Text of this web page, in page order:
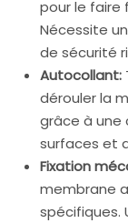
pour le faire
Nécessite
de sécurité
Autocollant:
dérouler la
grâce à une
surfaces et
Fixation
membrane
spécifiques.